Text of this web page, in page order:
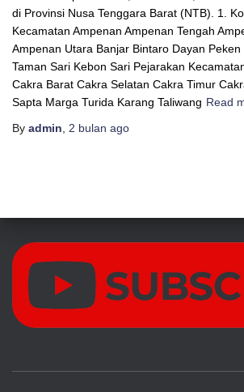
di Provinsi Nusa Tenggara Barat (NTB). 1.
Kecamatan Ampenan Ampenan Tengah
Ampenan Utara Banjar Bintaro Dayan
Taman Sari Kebon Sari Pejarakan
Cakra Barat Cakra Selatan Cakra Timur
Sapta Marga Turida Karang Taliwang Read
By admin 2 bulan ago